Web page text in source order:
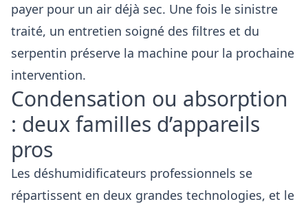
payer pour un air déjà sec. Une fois le sinistre
traité, un entretien soigné des filtres et du
serpentin préserve la machine pour la prochaine
intervention.
Condensation ou absorption
: deux familles d’appareils
pros
Les déshumidificateurs professionnels se
répartissent en deux grandes technologies, et le